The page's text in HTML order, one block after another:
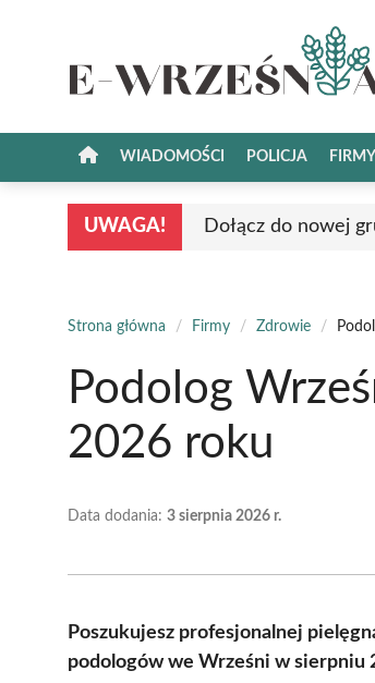
WIADOMOŚCI POLICJA FIRMY
UWAGA! Dołącz do nowej
Strona główna / Firmy / Zdrowie /
Podolog
2026 roku
Data dodania: 3 sierpnia 2026 r.
Poszukujesz profesjonalnej
podologów we Wrześni w sierpniu